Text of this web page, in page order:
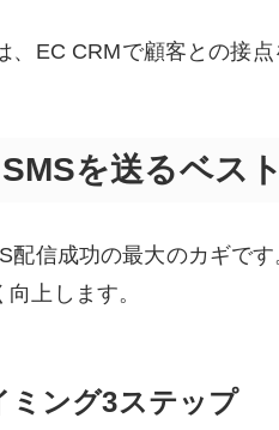
、EC CRMで顧客との接
を送るベス
配信成功の最大のカギで
上します。
ミング3ステップ